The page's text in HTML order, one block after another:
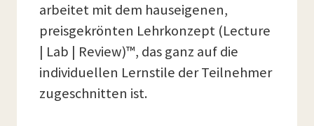
arbeitet mit dem hauseigenen,
preisgekrönten Lehrkonzept (Lecture
| Lab | Review)™, das ganz auf die
individuellen Lernstile der Teilnehmer
zugeschnitten ist.